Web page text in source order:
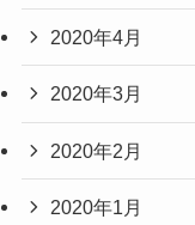
2020年4月
2020年3月
2020年2月
2020年1月